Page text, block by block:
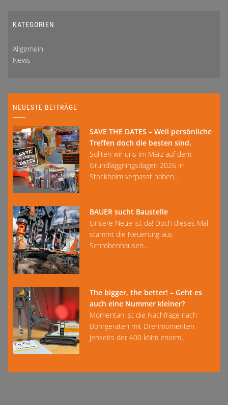
KATEGORIEN
Allgemein
News
NEUESTE BEITRÄGE
SAVE THE DATES – Weil persönliche
Treffen doch die besten sind.
Sollten wir uns im März auf dem
Grundläggningsdagen 2026 in
Stockholm verpasst haben...
BAUER sucht Baustelle
Unsere Neue ist da! Doch dieses Mal
stammt die Neuerung aus
Schrobenhausen...
The bigger, the better! – Geht es
auch eine Nummer kleiner?
Momentan ist die Nachfrage nach
Bohrgeräten mit Drehmomenten
jenseits der 400 kNm enorm...